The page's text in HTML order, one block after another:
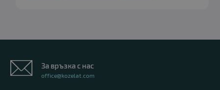
За връзка с нас
office@kozelat.com